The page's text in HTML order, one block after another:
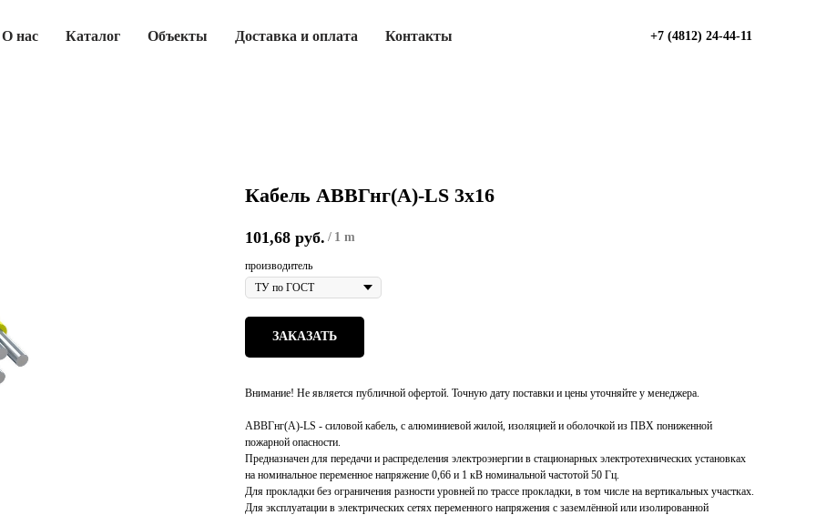
О нас Каталог Объекты Доставка и оплата Контакты +7 (4812) 24-44-11
Кабель АВВГнг(А)-LS 3х16
101,68 руб. / 1 m
производитель
ЗАКАЗАТЬ
Внимание! Не является публичной офертой. Точную дату поставки и цены уточняйте у менеджера.
АВВГнг(А)-LS - силовой кабель, с алюминиевой жилой, изоляцией и оболочкой из ПВХ пониженной
пожарной опасности.
Предназначен для передачи и распределения электроэнергии в стационарных электротехнических установках
на номинальное переменное напряжение 0,66 и 1 кВ номинальной частотой 50 Гц.
Для прокладки без ограничения разности уровней по трассе прокладки, в том числе на вертикальных участках.
Для эксплуатации в электрических сетях переменного напряжения с заземлённой или изолированной